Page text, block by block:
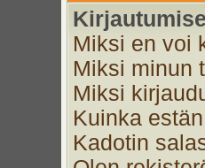
Miksi en voi
Miksi minun
Miksi
Kuinka
Kadotin